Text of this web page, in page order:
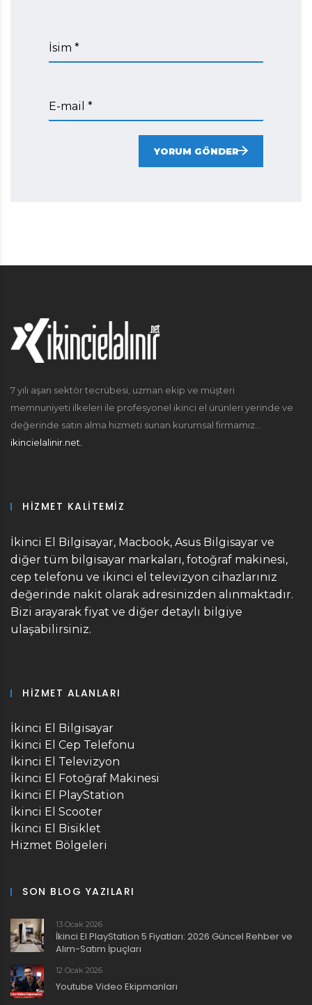
İsim *
E-mail *
YORUM GÖNDER
7 yılı aşan sektör tecrübesi, uzman ekip ve müşteri
memnuniyeti ilkeleri ile profesyonel ikinci el ürünleri yerinde ve
değerinde satın alma hizmeti sunan kurumsal firmamız...
ikincielalinir.net.
HIZMET KALITEMIZ
İkinci El Bilgisayar, Macbook, Asus Bilgisayar ve
diğer tüm bilgisayar markaları, fotoğraf makinesi,
cep telefonu ve ikinci el televizyon cihazlarınız
değerinde nakit olarak adresinizden alınmaktadır.
Bizi arayarak fiyat ve diğer detaylı bilgiye
ulaşabilirsiniz.
HIZMET ALANLARI
İkinci El Bilgisayar
İkinci El Cep Telefonu
İkinci El Televizyon
İkinci El Fotoğraf Makinesi
İkinci El PlayStation
İkinci El Scooter
İkinci El Bisiklet
Hizmet Bölgeleri
SON BLOG YAZILARI
İkinci El PlayStation 5 Fiyatları: 2026 Güncel Rehber ve
Alım-Satım İpuçları
13 Ocak 2026
Youtube Video Ekipmanları
12 Ocak 2026